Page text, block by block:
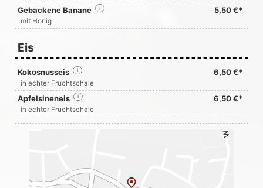
Gebackene Banane 5,50 €*
i
mit Honig
Eis
Kokosnusseis 6,50 €*
i
in echter Fruchtschale
Apfelsineneis 6,50 €*
i
in echter Fruchtschale